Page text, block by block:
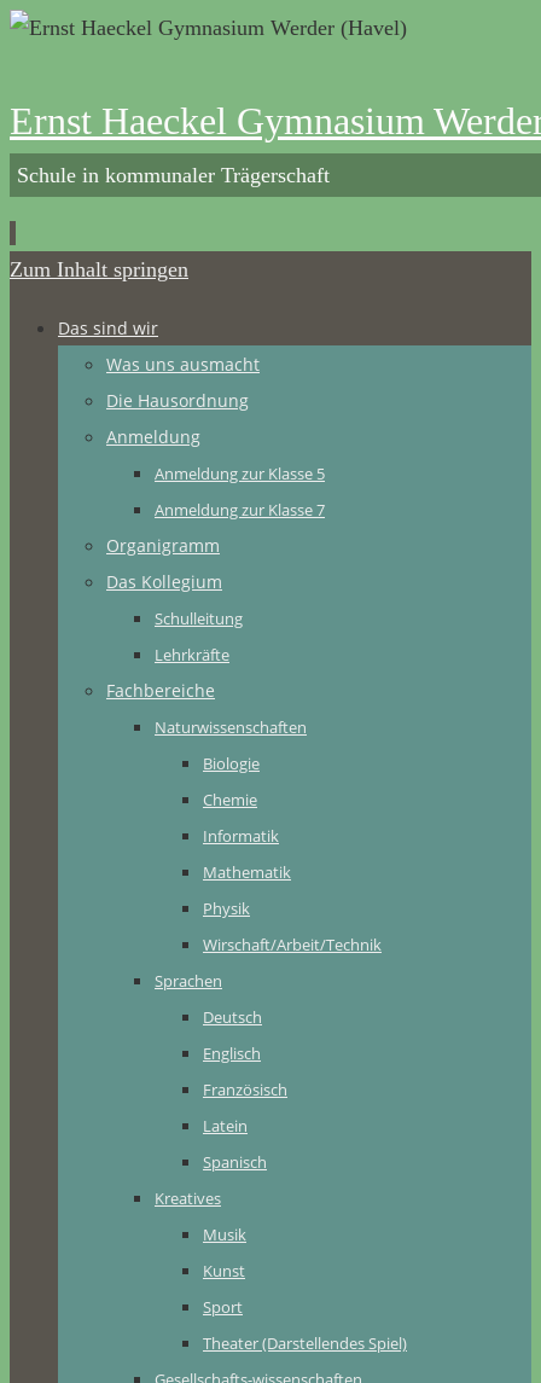
Ernst Haeckel Gymnasium
Schule in kommunaler Trägerschaft
Zum Inhalt springen
Das sind wir
Was uns ausmacht
Die Hausordnung
Anmeldung
Anmeldung zur Klasse 5
Anmeldung zur Klasse 7
Organigramm
Das Kollegium
Schulleitung
Lehrkräfte
Fachbereiche
Naturwissenschaften
Biologie
Chemie
Informatik
Mathematik
Physik
Wirschaft/Arbeit/Technik
Sprachen
Deutsch
Englisch
Französisch
Latein
Spanisch
Kreatives
Musik
Kunst
Sport
Theater (Darstellendes Spiel)